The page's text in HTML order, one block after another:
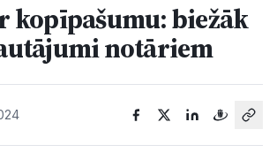
Ziņas
kopīpašumu: biežāk
notāriem